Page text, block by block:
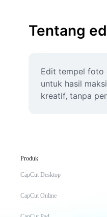
Tentang
Edit tempel foto
untuk hasil
kreatif, tanpa
Produk
CapCut Desktop
CapCut Online